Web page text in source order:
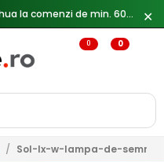
🎁 Câștigă săptămânal o cameră Dahua la comenzi de min. 600 lei — ✕
0 0
/ Sol-lx-w-lampa-de-